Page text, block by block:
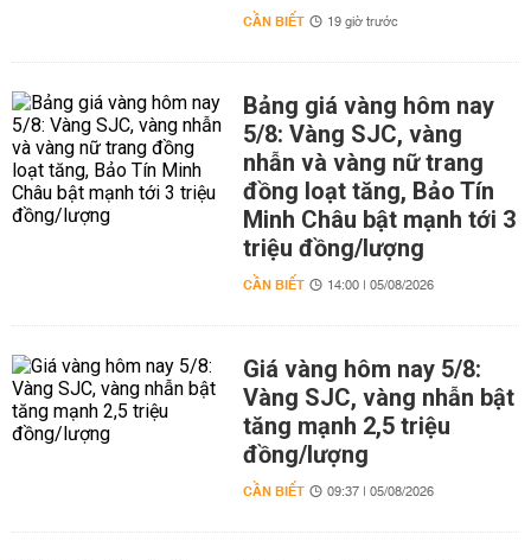
CẦN BIẾT 19 giờ trước
Bảng giá vàng hôm nay
5/8: Vàng SJC, vàng
nhẫn và vàng nữ trang
đồng loạt tăng, Bảo Tín
Minh Châu bật mạnh tới 3
triệu đồng/lượng
CẦN BIẾT 14:00 | 05/08/2026
Giá vàng hôm nay 5/8:
Vàng SJC, vàng nhẫn bật
tăng mạnh 2,5 triệu
đồng/lượng
CẦN BIẾT 09:37 | 05/08/2026